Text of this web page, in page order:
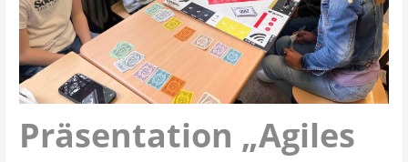
Präsentation „Agiles